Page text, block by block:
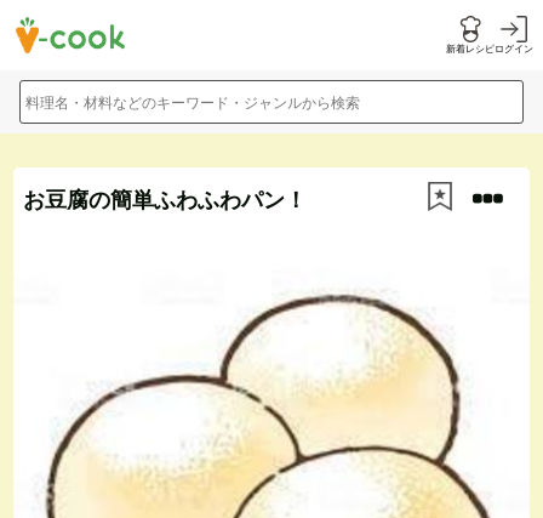
新着レシピログイン
料理名・材料などのキーワード・ジャンルから検索
お豆腐の簡単ふわふわパン！